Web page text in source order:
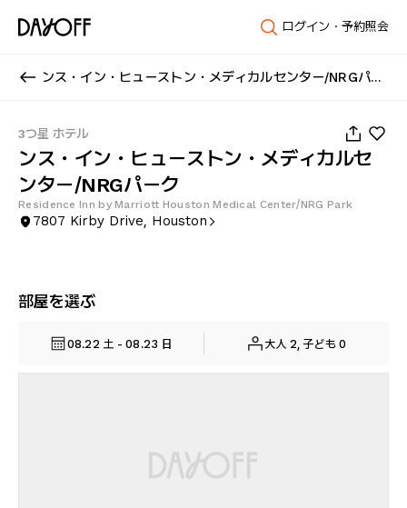
ログイン・予約照会
ンス・イン・ヒューストン・メディカルセンター/NRGパーク
3つ星 ホテル
ンス・イン・ヒューストン・メディカルセ
ンター/NRGパーク
Residence Inn by Marriott Houston Medical Center/NRG Park
7807 Kirby Drive, Houston
部屋を選ぶ
08.22 土 - 08.23 日 大人 2, 子ども 0